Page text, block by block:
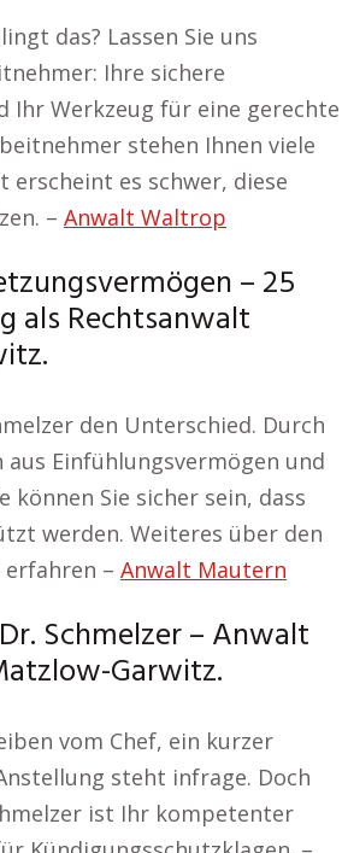
das? Lassen Sie uns
Ihre sichere
Ihr Werkzeug für eine gerechte
stehen Ihnen viele
erscheint es schwer, diese
– Anwalt Waltrop
– 25
als Rechtsanwalt
den Unterschied. Durch
Einfühlungsvermögen und
können Sie sicher sein, dass
werden. Weiteres über den
erfahren – Anwalt Mautern
Schmelzer – Anwalt
Garwitz.
vom Chef, ein kurzer
steht infrage. Doch
ist Ihr kompetenter